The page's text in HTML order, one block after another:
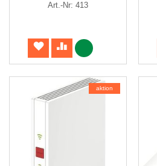
Art.-Nr: 413
aktion